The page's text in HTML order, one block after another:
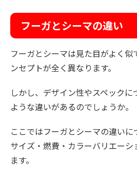
フーガとシーマの違い
フーガとシーマは見た目がよく似
ンセプトが全く異なります。
しかし、デザイン性やスペック
ような違いがあるのでしょうか。
ここではフーガとシーマの違いに
サイズ・燃費・カラーバリエーシ
ます。